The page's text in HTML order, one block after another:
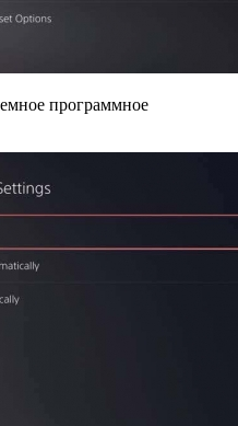
программное